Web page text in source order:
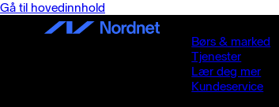
Gå til hovedinnhold
Børs & marked
Tjenester
Lær deg mer
Kundeservice